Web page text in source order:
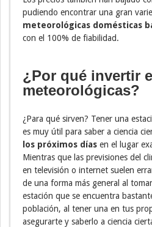
pudiendo encontrar una gran
meteorológicas domésticas
con el 100% de fiabilidad.
¿Por qué invertir
meteorológicas?
¿Para qué sirven? Tener una
es muy útil para saber a ciencia
los próximos días en el lugar
Mientras que las previsiones del
en televisión o internet suelen
de una forma más general al
estación que se encuentra
población, al tener una en tus
asegurarte y saberlo a ciencia